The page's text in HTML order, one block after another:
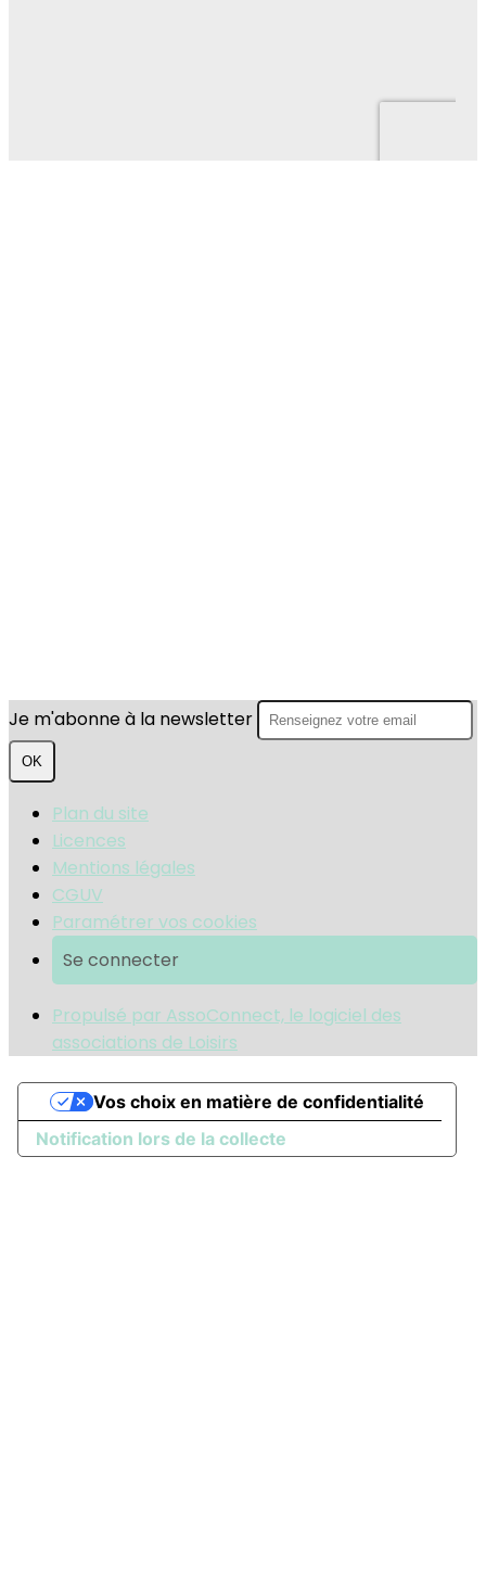
Je m'abonne à la newsletter
OK
Plan du site
Licences
Mentions légales
CGUV
Paramétrer vos cookies
Se connecter
Propulsé par AssoConnect, le logiciel des
associations de Loisirs
Notification lors de la collecte
Vos choix en matière de confidentialité